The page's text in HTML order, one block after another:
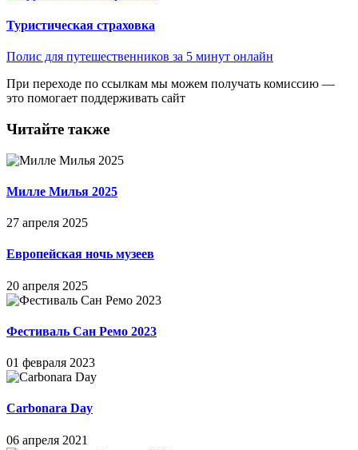
Туристическая страховка
Полис для путешественников за 5 минут онлайн
При переходе по ссылкам мы можем получать комиссию —
это помогает поддерживать сайт
Читайте также
Милле Милья 2025
27 апреля 2025
Европейская ночь музеев
20 апреля 2025
Фестиваль Сан Ремо 2023
01 февраля 2023
Carbonara Day
06 апреля 2021